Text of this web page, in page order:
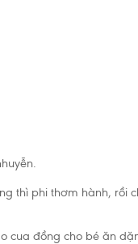
thì phi thơm hành, rồi
cua đồng cho bé ăn